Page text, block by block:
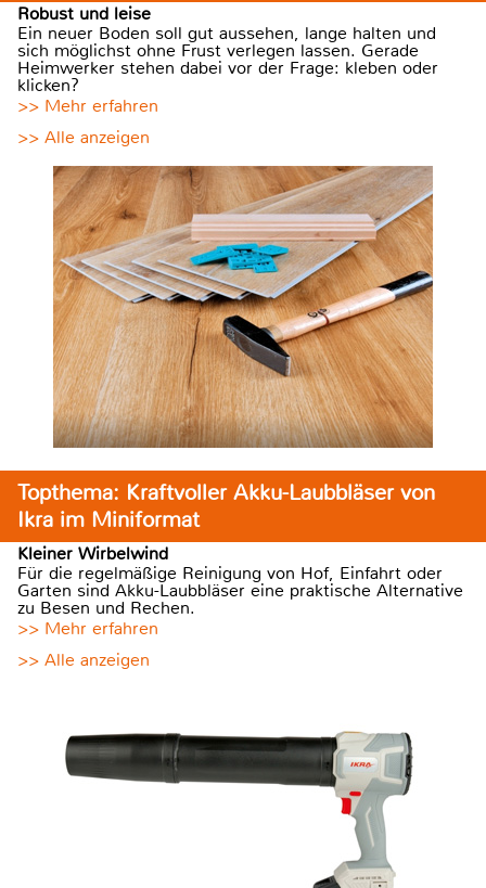
Robust und leise
Ein neuer Boden soll gut aussehen, lange halten und
sich möglichst ohne Frust verlegen lassen. Gerade
Heimwerker stehen dabei vor der Frage: kleben oder
klicken?
>> Mehr erfahren
>> Alle anzeigen
Topthema: Kraftvoller Akku-Laubbläser von
Ikra im Miniformat
Kleiner Wirbelwind
Für die regelmäßige Reinigung von Hof, Einfahrt oder
Garten sind Akku-Laubbläser eine praktische Alternative
zu Besen und Rechen.
>> Mehr erfahren
>> Alle anzeigen